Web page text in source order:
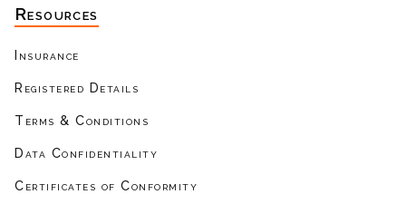
Resources
Insurance
Registered Details
Terms & Conditions
Data Confidentiality
Certificates of Conformity